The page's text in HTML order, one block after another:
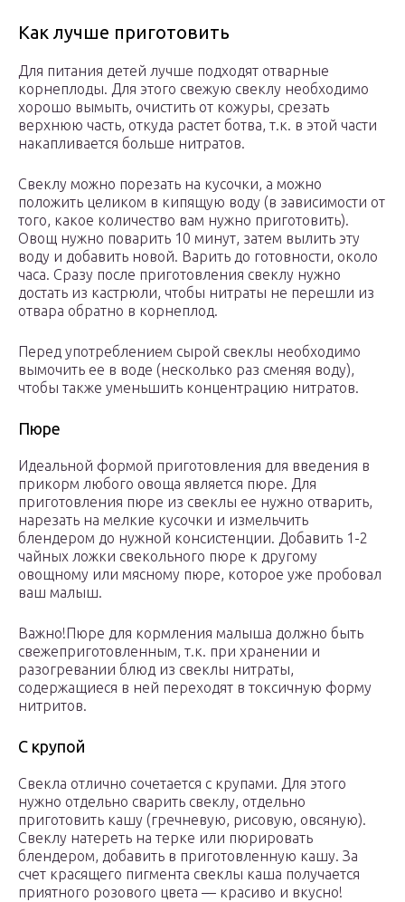
Как лучше приготовить
Для питания детей лучше подходят отварные
корнеплоды. Для этого свежую свеклу необходимо
хорошо вымыть, очистить от кожуры, срезать
верхнюю часть, откуда растет ботва, т.к. в этой части
накапливается больше нитратов.
Свеклу можно порезать на кусочки, а можно
положить целиком в кипящую воду (в зависимости от
того, какое количество вам нужно приготовить).
Овощ нужно поварить 10 минут, затем вылить эту
воду и добавить новой. Варить до готовности, около
часа. Сразу после приготовления свеклу нужно
достать из кастрюли, чтобы нитраты не перешли из
отвара обратно в корнеплод.
Перед употреблением сырой свеклы необходимо
вымочить ее в воде (несколько раз сменяя воду),
чтобы также уменьшить концентрацию нитратов.
Пюре
Идеальной формой приготовления для введения в
прикорм любого овоща является пюре. Для
приготовления пюре из свеклы ее нужно отварить,
нарезать на мелкие кусочки и измельчить
блендером до нужной консистенции. Добавить 1-2
чайных ложки свекольного пюре к другому
овощному или мясному пюре, которое уже пробовал
ваш малыш.
Важно!Пюре для кормления малыша должно быть
свежеприготовленным, т.к. при хранении и
разогревании блюд из свеклы нитраты,
содержащиеся в ней переходят в токсичную форму
нитритов.
С крупой
Свекла отлично сочетается с крупами. Для этого
нужно отдельно сварить свеклу, отдельно
приготовить кашу (гречневую, рисовую, овсяную).
Свеклу натереть на терке или пюрировать
блендером, добавить в приготовленную кашу. За
счет красящего пигмента свеклы каша получается
приятного розового цвета — красиво и вкусно!